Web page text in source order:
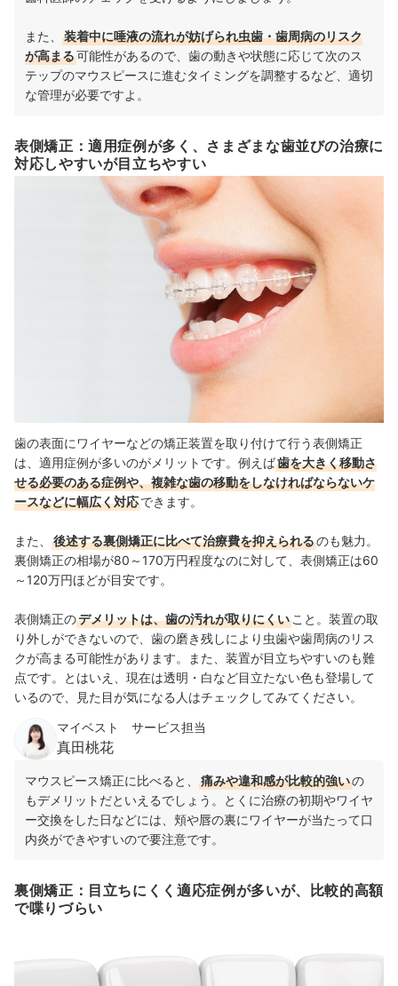
また、
装着中に唾液の流れが妨げられ虫歯・歯周病のリスク
が高まる可能性があるので、歯の動きや状態に応じて次のス
テップのマウスピースに進むタイミングを調整するなど、適切
な管理が必要ですよ。
表側矯正：適用症例が多く、さまざまな歯並びの治療に
対応しやすいが目立ちやすい
歯の表面にワイヤーなどの矯正装置を取り付けて行う表側矯正
は、適用症例が多いのがメリットです。例えば歯を大きく移動さ
せる必要のある症例や、複雑な歯の移動をしなければならないケ
ースなどに幅広く対応できます。
また、 後述する裏側矯正に比べて治療費を抑えられるのも魅力。
裏側矯正の相場が80～170万円程度なのに対して、表側矯正は60
～120万円ほどが目安です。
表側矯正のデメリットは、歯の汚れが取りにくい こと。装置の取
り外しができないので、歯の磨き残しにより虫歯や歯周病のリス
クが高まる可能性があります。また、装置が目立ちやすいのも難
点です。とはいえ、現在は透明・白など目立たない色も登場して
いるので、見た目が気になる人はチェックしてみてください。
マイベスト サービス担当
真田桃花
マウスピース矯正に比べると、 痛みや違和感が比較的強いの
もデメリットだといえるでしょう。とくに治療の初期やワイヤ
ー交換をした日などには、頬や唇の裏にワイヤーが当たって口
内炎ができやすいので要注意です。
裏側矯正：目立ちにくく適応症例が多いが、比較的高額
で喋りづらい